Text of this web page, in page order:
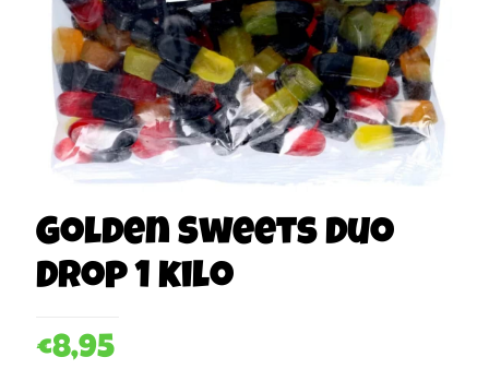
Golden Sweets Duo
Drop 1 kilo
€8,95